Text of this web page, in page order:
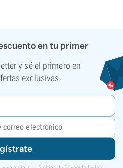
en tu primer
y sé el primero en
exclusivas.